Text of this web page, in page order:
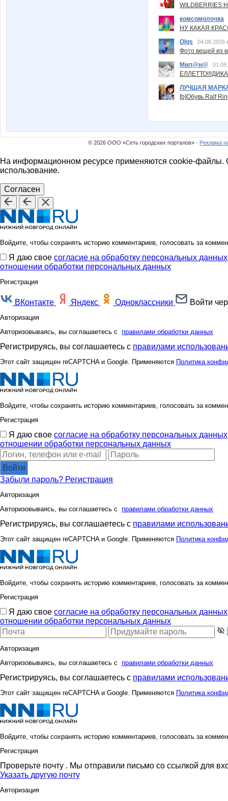
комсомолочка
НУ КАКАЯ
Olgs
04.08.2026
Фото вещей из
Мил@н@
ЛУЧШАЯ
[b]Обувь Ralf
© 2026 ООО «Сеть городских порталов» · Реклама
На информационном ресурсе применяются cookie-файлы.
использование.
Согласен
Войдите, чтобы сохранять историю комментариев, голосовать за
Я даю свое согласие на обработку персональных данных
отношении обработки персональных данных
Регистрация
ВКонтакте Яндекс Одноклассники Войти
Авторизация
Авторизовываясь, вы соглашаетесь с правилами обработки данных
Регистрируясь, вы соглашаетесь с правилами
Этот сайт защищен reCAPTCHA и Google. Применяются Политика
Войдите, чтобы сохранять историю комментариев, голосовать за
Регистрация
Я даю свое согласие на обработку персональных данных
отношении обработки персональных данных
Войти
Забыли пароль? Регистрация
Авторизация
Авторизовываясь, вы соглашаетесь с правилами обработки данных
Регистрируясь, вы соглашаетесь с правилами
Этот сайт защищен reCAPTCHA и Google. Применяются Политика
Войдите, чтобы сохранять историю комментариев, голосовать за
Регистрация
Я даю свое согласие на обработку персональных данных
отношении обработки персональных данных
Авторизация
Авторизовываясь, вы соглашаетесь с правилами обработки данных
Регистрируясь, вы соглашаетесь с правилами
Этот сайт защищен reCAPTCHA и Google. Применяются Политика
Войдите, чтобы сохранять историю комментариев, голосовать за
Регистрация
Проверьте почту . Мы отправили письмо со ссылкой для
Указать другую почту
Авторизация